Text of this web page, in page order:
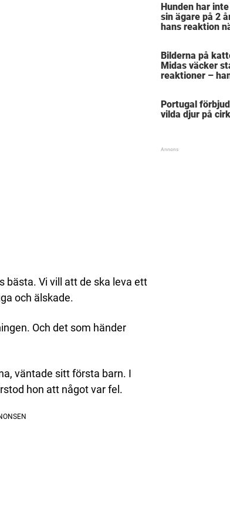
bästa. Vi vill att de ska leva ett
och älskade.
Och det som händer
väntade sitt första barn. I
hon att något var fel.
Hunden har
sin ägare på 2
hans reaktion
Bilderna på
Midas väcker
reaktioner –
Portugal
vilda djur på